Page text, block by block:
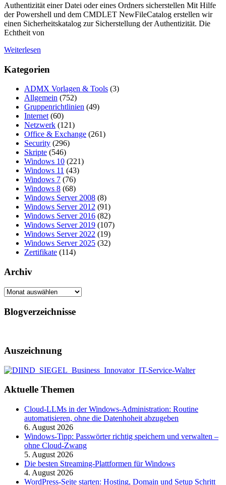
Authentizität einer Datei oder eines Ordners sicherstellen Mit Hilfe
der Powershell und dem CMDLET NewFileCatalog erstellen wir
einen Sicherheitskatalog zur Sicherstellung der Authentizität. Die
Echtheit von
Weiterlesen
Kategorien
ADMX Vorlagen & Tools (3)
Allgemein (752)
Gruppenrichtlinien (49)
Internet(60)
Netzwerk (121)
Office & Exchange (261)
Security (296)
Skripte (546)
Windows 10 (221)
Windows 11 (43)
Windows 7 (76)
Windows 8 (68)
Windows Server 2008 (8)
Windows Server 2012 (91)
Windows Server 2016 (82)
Windows Server 2019 (107)
Windows Server 2022 (19)
Windows Server 2025 (32)
Zertifikate (114)
Archiv
Archiv
Blogverzeichnisse
Auszeichnung
Aktuelle Themen
Cloud-LLMs in der Windows-Administration: Routine
automatisieren, ohne die Datenhoheit abzugeben
6. August 2026
Windows-Tipp: Passwörter richtig speichern und verwalten –
ohne Cloud-Zwang
5. August 2026
Die besten Streaming-Plattformen für Windows
4. August 2026
WordPress-Seite starten: Hosting, Domain und Setup Schritt